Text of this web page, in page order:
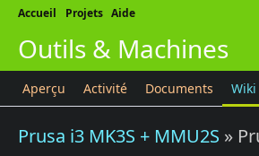
Accueil Projets Aide
Outils & Machines
Aperçu Activité Documents Wiki
Prusa i3 MK3S + MMU2S »